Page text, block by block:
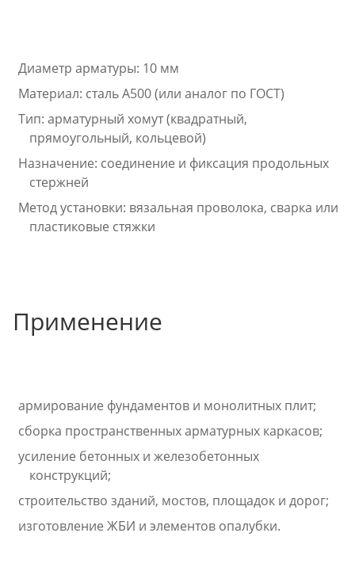
Диаметр арматуры: 10 мм
Материал: сталь A500 (или аналог по ГОСТ)
Тип: арматурный хомут (квадратный,
прямоугольный, кольцевой)
Назначение: соединение и фиксация продольных
стержней
Метод установки: вязальная проволока, сварка или
пластиковые стяжки
Применение
армирование фундаментов и монолитных плит;
сборка пространственных арматурных каркасов;
усиление бетонных и железобетонных
конструкций;
строительство зданий, мостов, площадок и дорог;
изготовление ЖБИ и элементов опалубки.